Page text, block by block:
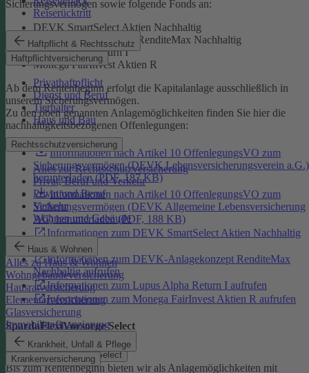
Reiserücktritt
Haftpflicht & Rechtsschutz
Haftpflichtversicherung
Privathaftpflicht
Dienst und Beruf
Tierhalter
Haus und Bau
Rechtsschutzversicherung
Alles zur Rechtsschutzversicherung
Privat, Beruf und Verkehr
Privat und Beruf
Verkehr
Wohnen und Gebäude
Haus & Wohnen
Alles zu Haus & Wohnen
Wohngebäudeversicherung
Hausratversicherung
Elementarversicherung
Glasversicherung
Immobilienfinanzierung
Krankheit, Unfall & Pflege
Krankenversicherung
Sicherungsvermögen sowie folgende Fonds an:
DEVK SmartSelect Aktien Nachhaltig
DEVK-Anlagekonzept RenditeMax Nachhaltig
Lupus Alpha Return I
Monega FairInvest Aktien R
Ab dem Rentenbeginn erfolgt die Kapitalanlage ausschließlich in
unserem Sicherungsvermögen.
Zu den oben genannten Anlagemöglichkeiten finden Sie hier die
nachhaltigkeitsbezogenen Offenlegungen:
Informationen nach Artikel 10 OffenlegungsVO zum
Sicherungsvermögen (DEVK Lebensversicherungsverein a.G.)
herunterladen (PDF, 187 KB)
Informationen nach Artikel 10 OffenlegungsVO zum
Sicherungsvermögen (DEVK Allgemeine Lebensversicherung
AG) herunterladen (PDF, 188 KB)
Informationen zum DEVK SmartSelect Aktien Nachhaltig
aufrufen
Informationen zum DEVK-Anlagekonzept RenditeMax
Nachhaltig aufrufen
Informationen zum Lupus Alpha Return I aufrufen
Informationen zum Monega FairInvest Aktien R aufrufen
SpardaFlexiVorsorge Select
SpardaFlexiVorsorge Select
Bis zum Rentenbeginn bieten wir als Anlagemöglichkeiten mit